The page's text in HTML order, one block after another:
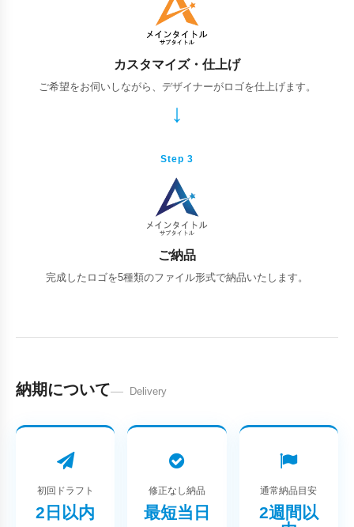
カスタマイズ・仕上げ
ご希望をお伺いしながら、デザイナーがロゴを仕上げます。
Step 3
ご納品
完成したロゴを5種類のファイル形式で納品いたします。
納期について Delivery
初回ドラフト
2日以内
修正なし納品
最短当日
通常納品目安
2週間以